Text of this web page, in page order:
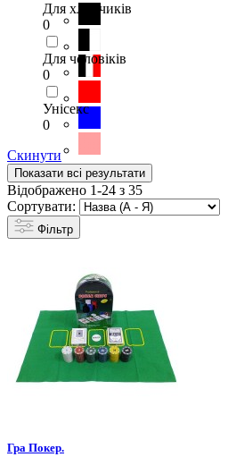
Для хлопчиків
0
Для чоловіків
0
Унісекс
0
Скинути
Показати всі результати
Відображено 1-24 з 35
Сортувати:
Фільтр
Гра Покер.